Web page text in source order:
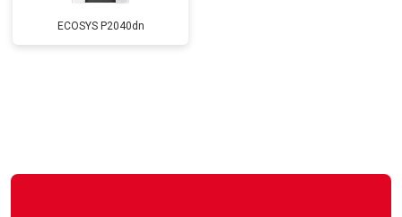
ECOSYS P2040dn